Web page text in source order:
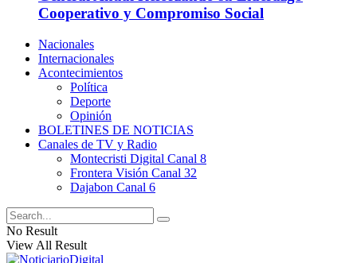
Cooperativo y Compromiso Social
Nacionales
Internacionales
Acontecimientos
Política
Deporte
Opinión
BOLETINES DE NOTICIAS
Canales de TV y Radio
Montecristi Digital Canal 8
Frontera Visión Canal 32
Dajabon Canal 6
No Result
View All Result